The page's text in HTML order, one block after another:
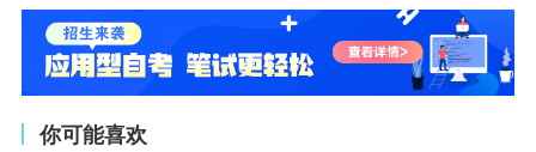
你可能喜欢